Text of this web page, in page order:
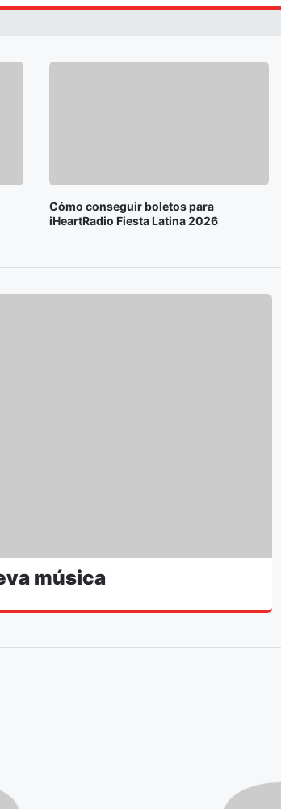
Cómo conseguir boletos para
iHeartRadio Fiesta Latina 2026
música